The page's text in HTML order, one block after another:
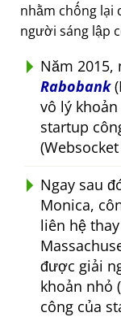
nhằm chống lại
người sáng lập
Năm 2015,
Rabobank
vô lý
startup
Ngay sau
Monica,
liên hệ
được giải
khoản nhỏ
công của